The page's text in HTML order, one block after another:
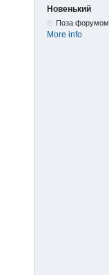
Новенький
Поза форумом
More info